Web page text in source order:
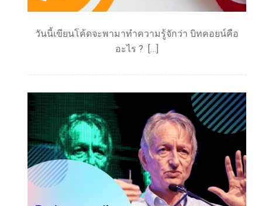
วันนี้เขียนโค้ดจะพามาทำความรู้จักว่า บิทคอยน์คือ
อะไร ? […]